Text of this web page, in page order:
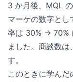
3 か月後、MQL
マーケの数字とし
率は 30% → 70%
ました。商談数
す。
このときに学ん